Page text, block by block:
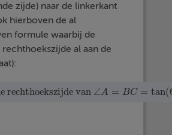
zijde) naar de linkerkant
hierboven de al
formule waarbij de
al aan de
rechthoekszijde van ∠A = BC = tan(
rechthoekszijde van∠ A=B C=tan(